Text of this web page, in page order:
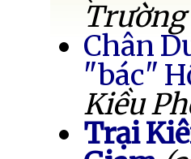
Trường
Chân
"bác"
Kiều
Trại